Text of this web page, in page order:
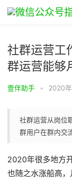
社群运营工
群运营能够
壹伴助手 • 2020
社群运营从岗位
群用户在群内交
2020年很多地方
也随之水涨船高